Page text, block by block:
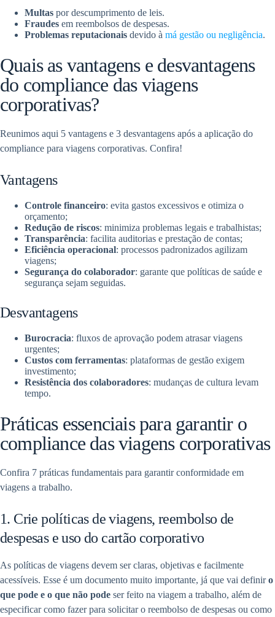
Multas por descumprimento de leis.
Fraudes em reembolsos de despesas.
Problemas reputacionais devido à má gestão ou negligência.
Quais as vantagens e desvantagens
do compliance das viagens
corporativas?
Reunimos aqui 5 vantagens e 3 desvantagens após a aplicação do
compliance para viagens corporativas. Confira!
Vantagens
Controle financeiro: evita gastos excessivos e otimiza o
orçamento;
Redução de riscos: minimiza problemas legais e trabalhistas;
Transparência: facilita auditorias e prestação de contas;
Eficiência operacional: processos padronizados agilizam
viagens;
Segurança do colaborador: garante que políticas de saúde e
segurança sejam seguidas.
Desvantagens
Burocracia: fluxos de aprovação podem atrasar viagens
urgentes;
Custos com ferramentas: plataformas de gestão exigem
investimento;
Resistência dos colaboradores: mudanças de cultura levam
tempo.
Práticas essenciais para garantir o
compliance das viagens corporativas
Confira 7 práticas fundamentais para garantir conformidade em
viagens a trabalho.
1. Crie políticas de viagens, reembolso de
despesas e uso do cartão corporativo
As políticas de viagens devem ser claras, objetivas e facilmente
acessíveis. Esse é um documento muito importante, já que vai definiro
que pode e o que não pode ser feito na viagem a trabalho, além de
especificar como fazer para solicitar o reembolso de despesas ou como